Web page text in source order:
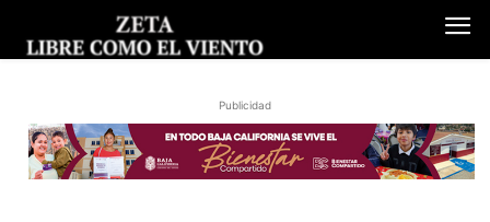
Publicidad